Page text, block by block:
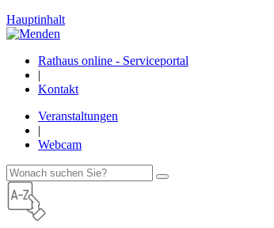
Hauptinhalt
Rathaus online - Serviceportal
|
Kontakt
Veranstaltungen
|
Webcam